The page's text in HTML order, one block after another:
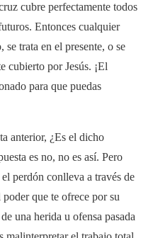
cubre perfectamente todos
Entonces cualquier
se trata en el presente, o se
cubierto por Jesús. ¡El
para que puedas
anterior, ¿Es el dicho
es no, no es así. Pero
perdón conlleva a través de
que te ofrece por su
una herida u ofensa pasada